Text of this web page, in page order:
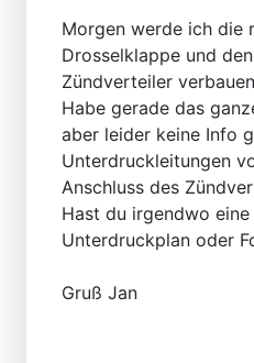
Morgen werde ich die
Drosselklappe und
Zündverteiler
Habe gerade das
aber leider keine Info
Unterdruckleitungen
Anschluss des
Hast du irgendwo
Unterdruckplan oder
Gruß Jan